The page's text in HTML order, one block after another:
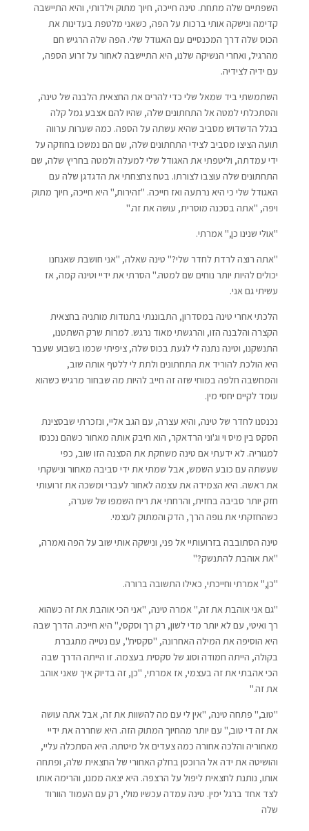
השפתיים שלה מתחת. טינה חייכה, חיוך מתוק וילדותי, והיא התיישבה
קדימה ונישקה אותי ברכות על הפה, כשאני מלטפת בעדינות את
הכוס שלה דרך המכנסיים עם האגודל שלי. הפה שלה הרגיש חם
מהרגיל, ואחרי הנשיקה שלנו, היא התיישבה לאחור על זרוע הספה,
עם ידיה לצידיה.
השתמשתי ביד שמאל שלי כדי להרים את החצאית הלבנה של טינה,
והסתכלתי למטה אל התחתונים שלה, שהיו להם אצבע גמל קלה
בגלל הדשדוש מסביב שהיא עשתה על הספה. כמה שערות ערווה
תועה הציצו מסביב לצידי התחתונים שלה, שם הם נמשכו בחוזקה על
ידי עמדתה, וליטפתי את האגודל שלי למעלה ולמטה בחריץ שלה, שם
התחתונים שלה עוצבו לצורתו. בטח צחצחתי את הדגדגן שלה עם
האגודל שלי כי היא נרתעה ואז חייכה. "זהירות," היא חייכה, חיוך מתוק
ויפה, "אתה בסכנה מוסרית, עושה את זה."
"אולי שנינו כן," אמרתי.
"אתה רוצה לרדת לחדר שלי?" טינה שאלה, "אני חושבת שאנחנו
יכולים להיות יותר נוחים שם למטה." הסרתי את ידיי וטינה קמה, אז
עשיתי גם אני.
הלכתי אחרי טינה במסדרון, התבוננתי בתנודות מותניה בחצאית
הקצרה והלבנה הזו, והרגשתי מאוד נרגש. למרות שרק השתטנו,
התנשקנו, וטינה נתנה לי לגעת בכוס שלה, ציפיתי שכמו בשבוע שעבר
היא הולכת להוריד את התחתונים ולתת לי ללטף אותה שוב,
והמחשבה חלפה במוחי שזה זה חייב להיות מה שבחור מרגיש כשהוא
עומד לקיים יחסי מין.
נכנסנו לחדר של טינה, והיא עצרה, עם הגב אליי, ונזכרתי שבסצינת
הסקס בין מיס וי וג'וני הרדאקר, הוא חיבק אותה מאחור כשהם נכנסו
למגוריה. לא ידעתי אם טינה משחקת את הסצנה הזו שוב, כפי
שעשתה עם כובע השמש, אבל שמתי את ידי סביבה מאחור ונישקתי
את ראשה. היא הצמידה את עצמה לאחור לעברי ומשכה את זרועותי
חזק יותר סביבה בחזית, והרחתי את ריח השמפו של שערה,
כשהחזקתי את גופה הרך, הדק והמתוק לעצמי.
טינה הסתובבה בזרועותיי אל פני, ונישקה אותי שוב על הפה ואמרה,
"את אוהבת להתנשק?"
"כן," אמרתי וחייכתי, כאילו התשובה ברורה.
"גם אני אוהבת את זה," אמרה טינה, "אני הכי אוהבת את זה כשהוא
רך ואיטי, עם לא יותר מדי לשון, רק רך וסקסי," היא חייכה. הדרך שבה
היא הוסיפה את המילה האחרונה, "סקסית", עם נטייה מתגברת
בקולה, הייתה חמודה וסוג של סקסית בעצמה. זו הייתה הדרך שבה
הכי אהבתי את זה בעצמי, אז אמרתי, "כן, זה בדיוק איך שאני אוהב
את זה."
"טוב," פתחה טינה, "אין לי עם מה להשוות את זה, אבל אתה עושה
את זה די טוב," עם יותר מהחיוך המתוק הזה. היא שחררה את ידיי
מאחוריה והלכה אחורה כמה צעדים אל מיטתה. היא הסתכלה עליי,
והושיטה את ידה אל הרוכסן בחלק האחורי של החצאית שלה, ופתחה
אותו, נותנת לחצאית ליפול על הרצפה. היא יצאה ממנו, והרימה אותו
לצד אחד ברגל ימין. טינה עמדה עכשיו מולי, רק עם העמוד הוורוד
שלה